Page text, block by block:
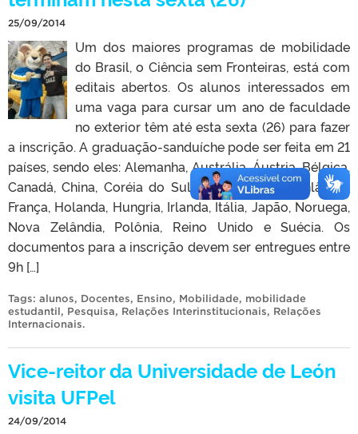
25/09/2014
Um dos maiores programas de mobilidade
do Brasil, o Ciência sem Fronteiras, está com
editais abertos. Os alunos interessados em
uma vaga para cursar um ano de faculdade
no exterior têm até esta sexta (26) para fazer
a inscrição. A graduação-sanduíche pode ser feita em 21
países, sendo eles: Alemanha, Austrália, Áustria, Bélgica,
Canadá, China, Coréia do Sul, Espanha, EUA, Finlândia,
França, Holanda, Hungria, Irlanda, Itália, Japão, Noruega,
Nova Zelândia, Polônia, Reino Unido e Suécia. Os
documentos para a inscrição devem ser entregues entre
9h […]
Tags: alunos, Docentes, Ensino, Mobilidade, mobilidade
estudantil, Pesquisa, Relações Interinstitucionais, Relações
Internacionais.
Vice-reitor da Universidade de León
visita UFPel
24/09/2014